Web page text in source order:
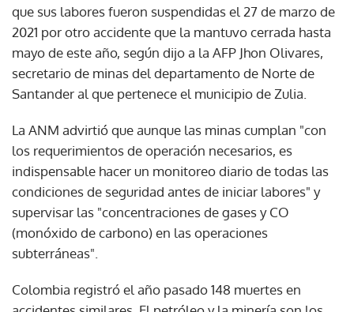
que sus labores fueron suspendidas el 27 de marzo de
2021 por otro accidente que la mantuvo cerrada hasta
mayo de este año, según dijo a la AFP Jhon Olivares,
secretario de minas del departamento de Norte de
Santander al que pertenece el municipio de Zulia.
La ANM advirtió que aunque las minas cumplan "con
los requerimientos de operación necesarios, es
indispensable hacer un monitoreo diario de todas las
condiciones de seguridad antes de iniciar labores" y
supervisar las "concentraciones de gases y CO
(monóxido de carbono) en las operaciones
subterráneas".
Colombia registró el año pasado 148 muertes en